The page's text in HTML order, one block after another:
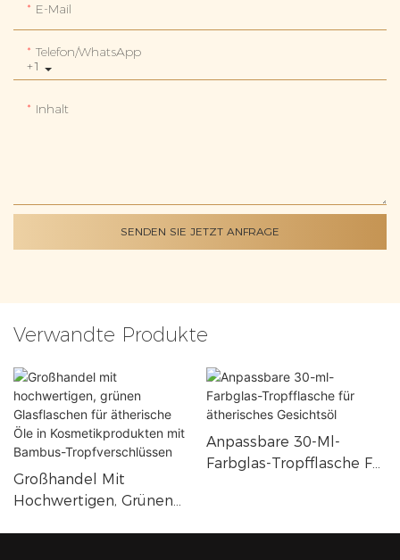
E-Mail
+1
Telefon/WhatsApp
Inhalt
SENDEN SIE JETZT ANFRAGE
Verwandte Produkte
Großhandel Mit
Hochwertigen, Grünen
Anpassbare 30-Ml-
Farbglas-Tropfflasche Für